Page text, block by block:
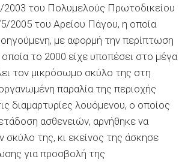
2003 του Πολυμελούς Πρωτοδικείου
2005 του Αρείου Πάγου, η οποία
με αφορμή την περίπτωση
οποία το 2000 είχε υποπέσει στο μέγα
τον μικρόσωμο σκύλο της στη
παραλία της περιοχής
διαμαρτυρίες λουόμενου, ο οποίος
ασθενειών, αρνήθηκε να
σκύλο της, κι εκείνος της άσκησε
για προσβολή της